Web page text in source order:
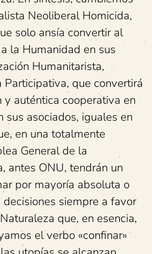
Neoliberal Homicida,
solo ansía convertir al
la Humanidad en sus
Humanitarista,
que convertirá
auténtica cooperativa en
sus asociados, iguales en
en una totalmente
General de la
antes ONU, tendrán un
por mayoría absoluta o
siempre a favor
que, en esencia,
el verbo «confinar»